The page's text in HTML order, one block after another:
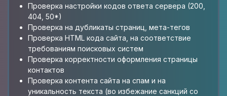
Проверка настройки кодов ответа сервера (200,
404, 50*)
Проверка на дубликаты страниц, мета-тегов
Проверка HTML кода сайта, на соответствие
требованиям поисковых систем
Проверка корректности оформления страницы
контактов
Проверка контента сайта на спам и на
уникальность текста (во избежание санкций со